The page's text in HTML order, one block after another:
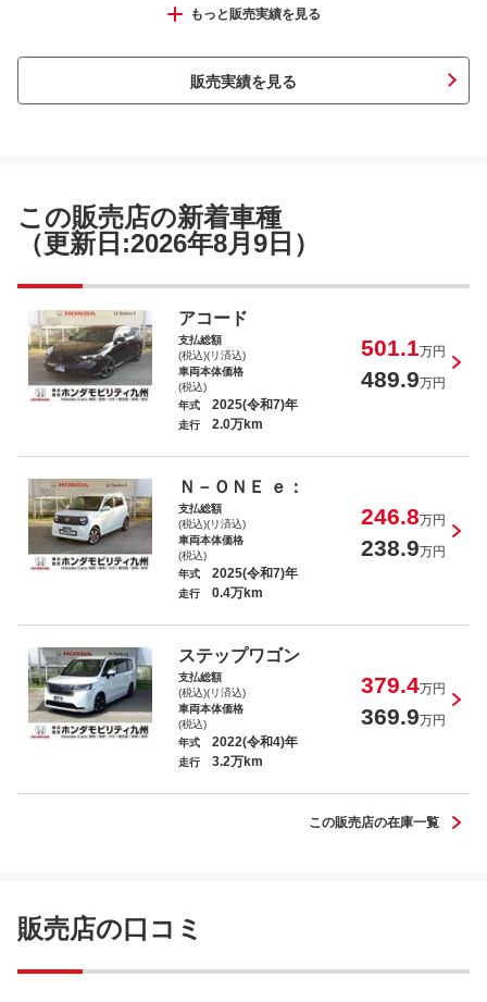
ヴェゼル ｅ：ＨＥＶＺ
Ｎ－ＯＮＥ プレミアム・Ｌパッケージ
ヴェゼル ｅ：ＨＥＶＺ
トスタイル
もっと販売実績を見る
販売実績を見る
この販売店の新着車種
（更新日:2026年8月9日）
アコード
支払総額
(税込)(リ済込)
501.1万円
車両本体価格
(税込)
489.9万円
年式 2025(令和7)年
走行 2.0万km
Ｎ－ＯＮＥ ｅ：
支払総額
(税込)(リ済込)
246.8万円
車両本体価格
(税込)
238.9万円
年式 2025(令和7)年
走行 0.4万km
ステップワゴン
支払総額
(税込)(リ済込)
379.4万円
車両本体価格
(税込)
369.9万円
年式 2022(令和4)年
走行 3.2万km
この販売店の在庫一覧
販売店の口コミ